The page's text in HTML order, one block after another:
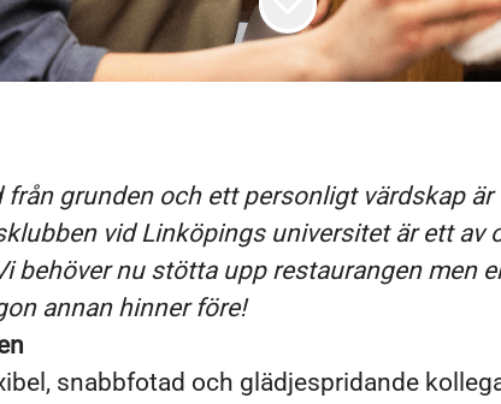
från grunden och ett personligt värdskap
vid Linköpings universitet är ett av
behöver nu stötta upp restaurangen men
annan hinner före!
snabbfotad och glädjespridande